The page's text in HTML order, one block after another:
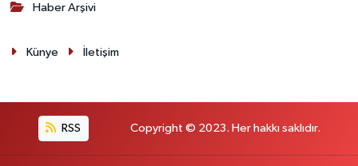
Haber Arşivi
Künye İletişim
RSS Copyright © 2023. Her hakkı saklıdır.